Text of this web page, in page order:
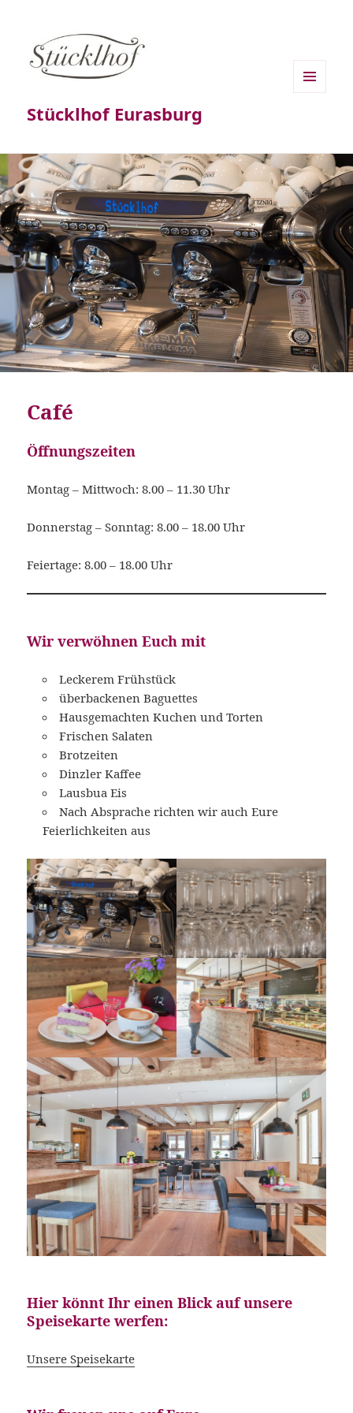
Stücklhof Eurasburg
Café
Öffnungszeiten
Montag – Mittwoch: 8.00 – 11.30 Uhr
Donnerstag – Sonntag: 8.00 – 18.00 Uhr
Feiertage: 8.00 – 18.00 Uhr
Wir verwöhnen Euch mit
Leckerem Frühstück
überbackenen Baguettes
Hausgemachten Kuchen und Torten
Frischen Salaten
Brotzeiten
Dinzler Kaffee
Lausbua Eis
Nach Absprache richten wir auch Eure
Feierlichkeiten aus
Hier könnt Ihr einen Blick auf unsere
Speisekarte werfen:
Unsere Speisekarte